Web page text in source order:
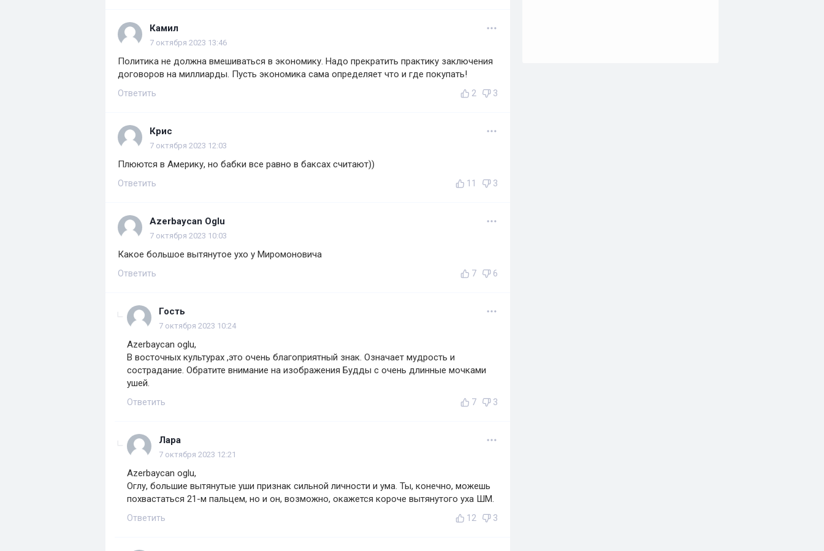
Камил
7 октября 2023 13:46
Политика не должна вмешиваться в экономику. Надо прекратить практику заключения
договоров на миллиарды. Пусть экономика сама определяет что и где покупать!
Ответить 2 3
Крис
7 октября 2023 12:03
Плюются в Америку, но бабки все равно в баксах считают))
Ответить 11 3
Azerbaycan Oglu
7 октября 2023 10:03
Какое большое вытянутое ухо у Миромоновича
Ответить 7 6
Гость
7 октября 2023 10:24
Azerbaycan oglu,
В восточных культурах ,это очень благоприятный знак. Означает мудрость и
сострадание. Обратите внимание на изображения Будды с очень длинные мочками
ушей.
Ответить 7 3
Лара
7 октября 2023 12:21
Azerbaycan oglu,
Оглу, большие вытянутые уши признак сильной личности и ума. Ты, конечно, можешь
похвастаться 21-м пальцем, но и он, возможно, окажется короче вытянутого уха ШМ.
Ответить 12 3